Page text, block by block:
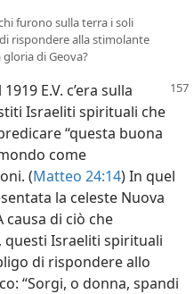
furono sulla terra i soli
rispondere alla stimolante
gloria di Geova?
E.V. c’era sulla
Israeliti spirituali che
“questa buona
come
(Matteo 24:14) In quel
la celeste Nuova
causa di ciò che
Israeliti spirituali
di rispondere allo
“Sorgi, o donna, spandi